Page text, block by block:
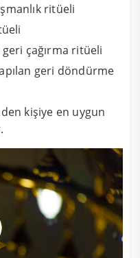
ritüeli
çağırma ritüeli
geri döndürme
kişiye en uygun